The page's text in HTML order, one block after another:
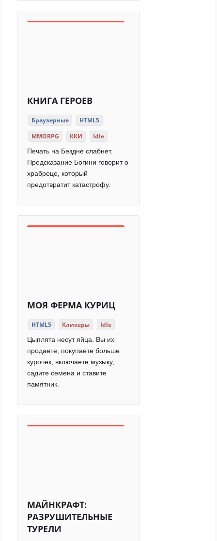
КНИГА ГЕРОЕВ
Браузерные
HTML5
MMORPG
ККИ Idle
Печать на Бездне слабнет.
Предсказание Богини говорит о
храбреце, который
предотвратит катастрофу.
МОЯ ФЕРМА КУРИЦ
HTML5 Кликеры Idle
Цыплята несут яйца. Вы их
продаете, покупаете больше
курочек, включаете музыку,
садите семена и ставите
памятник.
МАЙНКРАФТ:
РАЗРУШИТЕЛЬНЫЕ
ТУРЕЛИ